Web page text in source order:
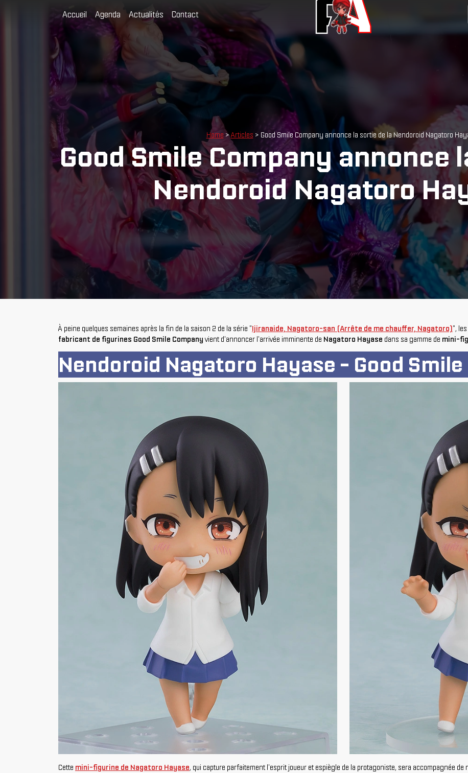
Accueil Agenda Actualités Contact
Home >Articles > Good Smile Company annonce la sortie de la Nendoroid Nagatoro
Good Smile Company annonce
Nendoroid Nagatoro
À peine quelques semaines après la fin de la saison 2 de la série "Ijiranaide, Nagatoro-san (Arrête de me chauffer, Nagatoro)",
fabricant de figurines Good Smile Company vient d'annoncer l'arrivée imminente de Nagatoro Hayase dans sa gamme de mini-
Nendoroid Nagatoro Hayase - Good
Cette mini-figurine de Nagatoro Hayase, qui capture parfaitement l'esprit joueur et espiègle de la protagoniste, sera accompagnée